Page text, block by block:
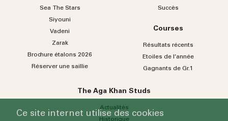
Sea TheStars
Siyouni
Vadeni
Zarak
Brochure étalons 2026
Réserver une saillie
Succès
Courses
Résultats récents
Etoiles de l’année
Gagnants de Gr.1
The Aga Khan Studs
Actualités
Historique
Ce site internet utilise des cookies